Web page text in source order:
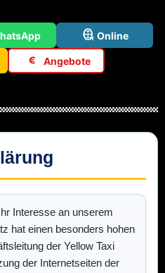
Online
Angebote
Interesse an unserem
hat einen besonders hohen
der Yellow Taxi
der Internetseiten der